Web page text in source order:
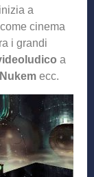
a
cinema
i grandi
a
ecc.